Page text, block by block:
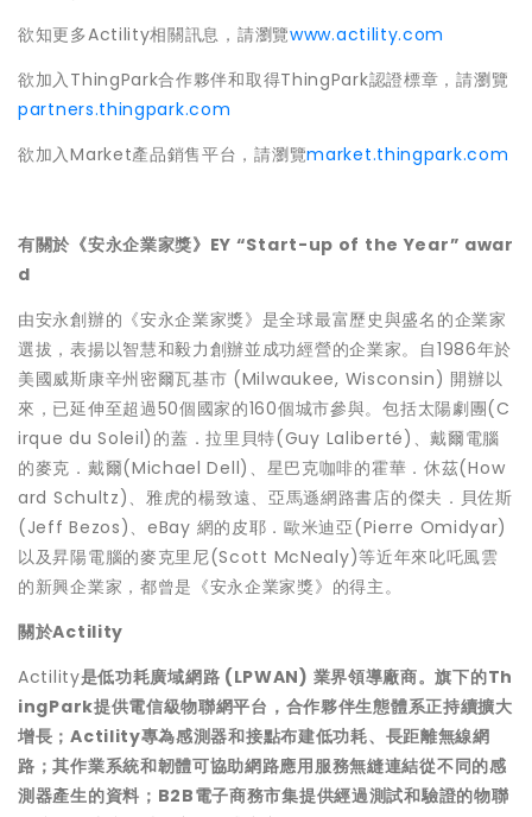
欲知更多Actility相關訊息，請瀏覽www.actility.com
欲加入ThingPark合作夥伴和取得ThingPark認證標章，請瀏覽
partners.thingpark.com
欲加入Market產品銷售平台，請瀏覽market.thingpark.com
有關於《安永企業家獎》EY “Start-up of the Year” awar
d
由安永創辦的《安永企業家獎》是全球最富歷史與盛名的企業家
選拔，表揚以智慧和毅力創辦並成功經營的企業家。自1986年於
美國威斯康辛州密爾瓦基市 (Milwaukee, Wisconsin) 開辦以
來，已延伸至超過50個國家的160個城市參與。包括太陽劇團(C
irque du Soleil)的蓋．拉里貝特(Guy Laliberté)、戴爾電腦
的麥克．戴爾(Michael Dell)、星巴克咖啡的霍華．休茲(How
ard Schultz)、雅虎的楊致遠、亞馬遜網路書店的傑夫．貝佐斯
(Jeff Bezos)、eBay 網的皮耶．歐米迪亞(Pierre Omidyar)
以及昇陽電腦的麥克里尼(Scott McNealy)等近年來叱吒風雲
的新興企業家，都曾是《安永企業家獎》的得主。
關於Actility
Actility是低功耗廣域網路 (LPWAN) 業界領導廠商。旗下的Th
ingPark提供電信級物聯網平台，合作夥伴生態體系正持續擴大
增長；Actility專為感測器和接點布建低功耗、長距離無線網
路；其作業系統和韌體可協助網路應用服務無縫連結從不同的感
測器產生的資料；B2B電子商務市集提供經過測試和驗證的物聯